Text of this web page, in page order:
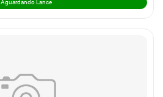
Aguardando Lance